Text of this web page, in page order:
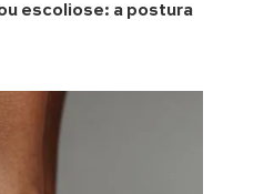
escoliose: a postura